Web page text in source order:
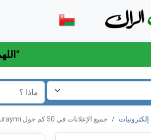
"اللهم اكفني بحلالك عن حرامك وأغنني بفضلك عمن سواك"
إلكترونيات جميع الإعلانات في 50 كم حول Al Buraymi البريمي